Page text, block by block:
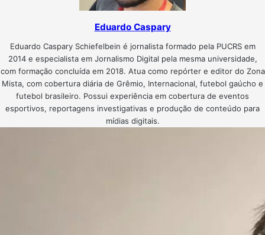
Eduardo Caspary
Eduardo Caspary Schiefelbein é jornalista formado pela PUCRS em
2014 e especialista em Jornalismo Digital pela mesma universidade,
com formação concluída em 2018. Atua como repórter e editor do Zona
Mista, com cobertura diária de Grêmio, Internacional, futebol gaúcho e
futebol brasileiro. Possui experiência em cobertura de eventos
esportivos, reportagens investigativas e produção de conteúdo para
mídias digitais.